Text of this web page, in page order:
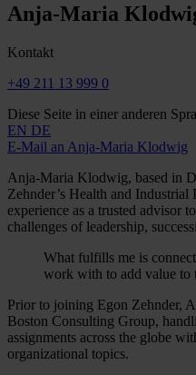
Anja-Maria
Kontakt
+49 211 13 999 0
Diese Seite in einer anderen
EN DE
E-Mail an Anja-Maria Klodwig
Anja-Maria Klodwig, based in
Zehnder’s Health and Industrial
experience as a trusted advisor
challenges of leadership,
What fulfills me is
work with to add value to
Prior to joining Egon Zehnder,
Boston Consulting Group,
assignments across the globe
organizational topics.